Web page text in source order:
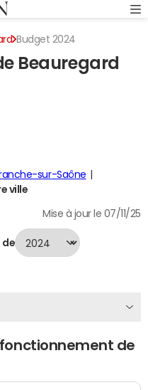
Budget 2024
Beauregard
sur-Saône
ville
Mise à jour le 07/11/25
de
de